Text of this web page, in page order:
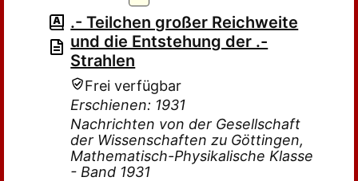
.- Teilchen großer Reichweite
und die Entstehung der .-
Strahlen
Frei verfügbar
Erschienen: 1931
Nachrichten von der Gesellschaft
der Wissenschaften zu Göttingen,
Mathematisch-Physikalische Klasse
- Band 1931